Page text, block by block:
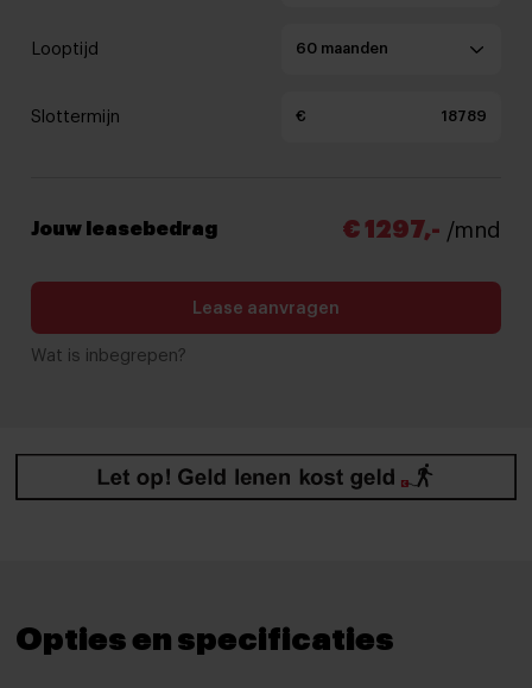
Looptijd
Slottermijn €
Jouw leasebedrag € 1297,- /mnd
Lease aanvragen
Wat is inbegrepen?
Opties en specificaties